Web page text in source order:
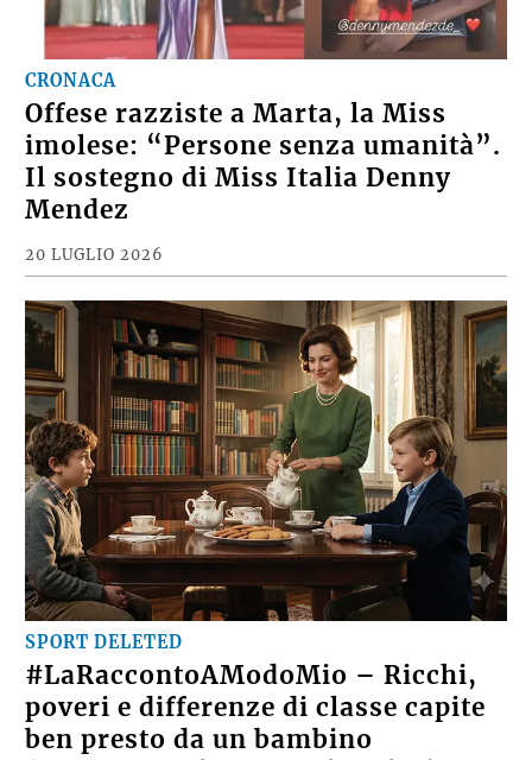
CRONACA
Offese razziste a Marta, la Miss
imolese: “Persone senza umanità”.
Il sostegno di Miss Italia Denny
Mendez
20 LUGLIO 2026
SPORT DELETED
#LaRaccontoAModoMio – Ricchi,
poveri e differenze di classe capite
ben presto da un bambino